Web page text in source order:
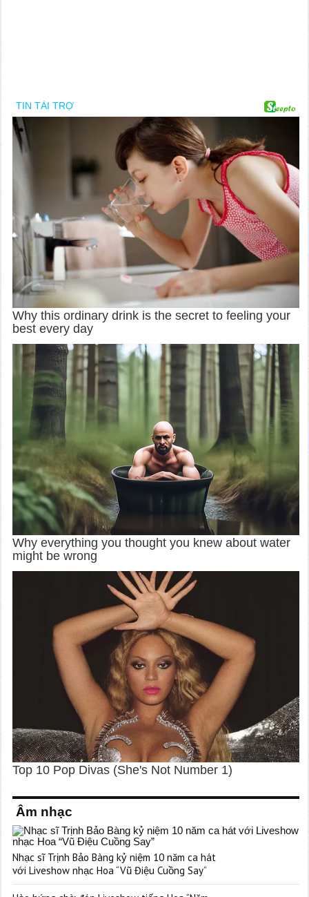
Âm nhạc
Nhạc sĩ Trịnh Bảo Bàng kỷ niệm 10 năm ca hát
với Liveshow nhạc Hoa “Vũ Điệu Cuồng Say”